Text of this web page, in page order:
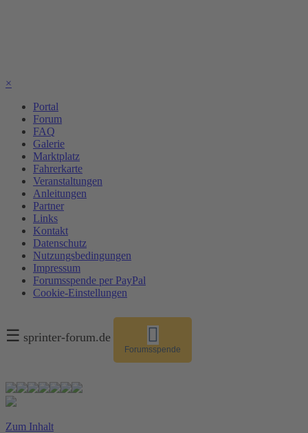
×
Portal
Forum
FAQ
Galerie
Marktplatz
Fahrerkarte
Veranstaltungen
Anleitungen
Partner
Links
Kontakt
Datenschutz
Nutzungsbedingungen
Impressum
Forumsspende per PayPal
Cookie-Einstellungen
☰ sprinter-forum.de
Forumsspende
Zum Inhalt